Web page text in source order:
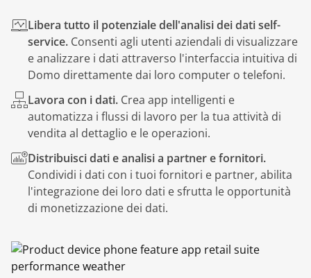
Libera tutto il potenziale dell'analisi dei dati self-
service. Consenti agli utenti aziendali di visualizzare
e analizzare i dati attraverso l'interfaccia intuitiva di
Domo direttamente dai loro computer o telefoni.
Lavora con i dati. Crea app intelligenti e
automatizza i flussi di lavoro per la tua attività di
vendita al dettaglio e le operazioni.
Distribuisci dati e analisi a partner e fornitori.
Condividi i dati con i tuoi fornitori e partner, abilita
l'integrazione dei loro dati e sfrutta le opportunità
di monetizzazione dei dati.